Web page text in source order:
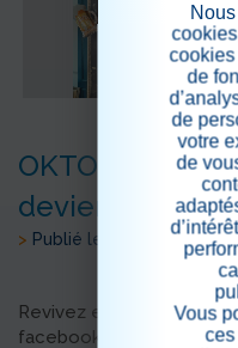
deviendra une
> Publié le 20/10/2022
Revivez en vidéo sur
facebook un vrai moment
de
de
votre
de
Vous
ces